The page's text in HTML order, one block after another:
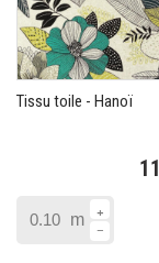
Tissu toile - Hanoï
m